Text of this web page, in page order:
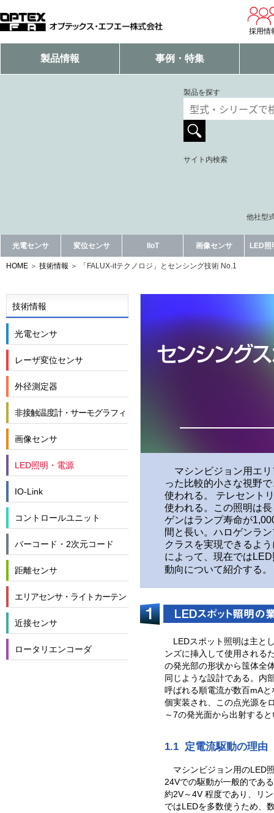
採用情
製品情報 事例・特集
製品を探す
サイト内検索
他社型
光電センサ 変位センサ IIoT 画像センサ LED照
HOME 技術情報 「FALUX-itテクノロジ」とセンシング技術 No.1
技術情報
光電センサ
レーザ変位センサ
外径測定器
非接触温度計・サーモグラフィ
画像センサ
LED照明・電源
IO-Link
コントロールユニット
バーコード・2次元コード
距離センサ
エリアセンサ・ライトカーテン
近接センサ
ロータリエンコーダ
マシンビジョン用エリ
った比較的小さな視野
使われる。 テレセント
使われる。この照明は
ゲンはランプ寿命が
間と長い。ハロゲンラ
クラスを実現できるよ
によって、現在では
動向について紹介する。
LEDスポット照明は主と
ンズに挿入して使用される
の発光部の形状から筺体全
同じような設計である。内
呼ばれる順電流が数百mA
個実装され、この点光源を
～7の発光面から出射する
1.1 定電流駆動の理由
マシンビジョン用のLED
24Vでの駆動が一般的であ
約2V～4V 程度であり、リ
ではLEDを多数使うため、